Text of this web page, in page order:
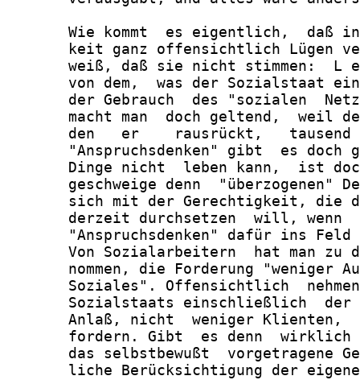
Wie kommt  es eigentlich,  daß
keit ganz offensichtlich Lügen
weiß, daß sie nicht stimmen:  L
von dem,  was der Sozialstaat
der Gebrauch  des "sozialen
macht man  doch geltend,  weil
den   er    rausrückt,
"Anspruchsdenken" gibt  es doch
Dinge nicht  leben kann,  ist
geschweige denn  "überzogenen"
sich mit der Gerechtigkeit, die
derzeit durchsetzen  will, wenn
"Anspruchsdenken" dafür ins Feld
Von Sozialarbeitern  hat man zu
nommen, die Forderung "weniger
Soziales". Offensichtlich
Sozialstaats einschließlich
Anlaß, nicht  weniger Klienten,
fordern. Gibt  es denn
das selbstbewußt  vorgetragene
liche Berücksichtigung der